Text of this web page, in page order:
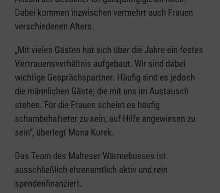
Dabei kommen inzwischen vermehrt auch Frauen
verschiedenen Alters.
„Mit vielen Gästen hat sich über die Jahre ein festes
Vertrauensverhältnis aufgebaut. Wir sind dabei
wichtige Gesprächspartner. Häufig sind es jedoch
die männlichen Gäste, die mit uns im Austausch
stehen. Für die Frauen scheint es häufig
schambehafteter zu sein, auf Hilfe angewiesen zu
sein“, überlegt Mona Kurek.
Das Team des Malteser Wärmebusses ist
ausschließlich ehrenamtlich aktiv und rein
spendenfinanziert.